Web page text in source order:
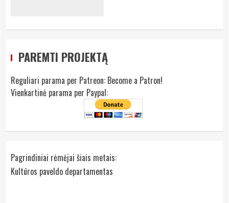
PAREMTI PROJEKTĄ
Reguliari parama per Patreon: Become a Patron!
Vienkartinė parama per Paypal:
Pagrindiniai rėmėjai šiais metais:
Kultūros paveldo departamentas